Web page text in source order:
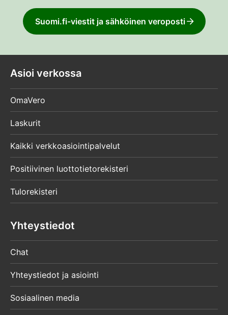
Suomi.fi-viestit ja sähköinen veroposti
Asioi verkossa
OmaVero
Laskurit
Kaikki verkkoasiointipalvelut
Positiivinen luottotietorekisteri
Tulorekisteri
Yhteystiedot
Chat
Yhteystiedot ja asiointi
Sosiaalinen media